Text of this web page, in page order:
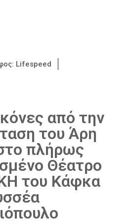
Lifespeed
από την
του Άρη
πλήρως
Θέατρο
του Κάφκα